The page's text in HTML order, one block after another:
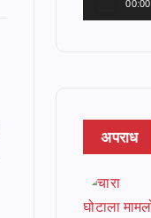
a
00:00
अपराध